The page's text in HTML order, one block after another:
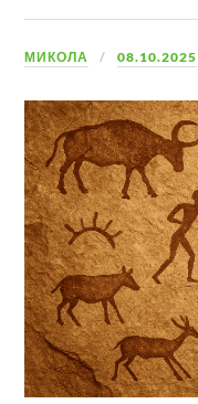
МИКОЛА 08.10.2025